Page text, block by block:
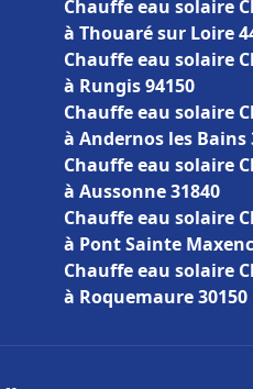
Chauffe eau solaire
à Thouaré sur Loire
Chauffe eau solaire
à Rungis 94150
Chauffe eau solaire
à Andernos les Bains
Chauffe eau solaire
à Aussonne 31840
Chauffe eau solaire
à Pont Sainte
Chauffe eau solaire
à Roquemaure 30150